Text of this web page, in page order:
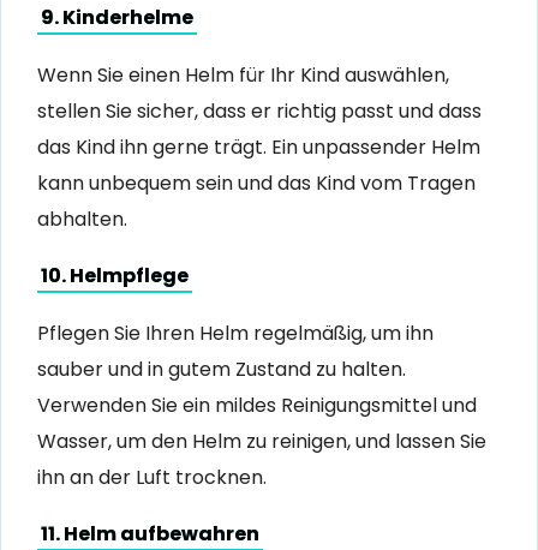
9. Kinderhelme
Wenn Sie einen Helm für Ihr Kind auswählen,
stellen Sie sicher, dass er richtig passt und dass
das Kind ihn gerne trägt. Ein unpassender Helm
kann unbequem sein und das Kind vom Tragen
abhalten.
10. Helmpflege
Pflegen Sie Ihren Helm regelmäßig, um ihn
sauber und in gutem Zustand zu halten.
Verwenden Sie ein mildes Reinigungsmittel und
Wasser, um den Helm zu reinigen, und lassen Sie
ihn an der Luft trocknen.
11. Helm aufbewahren